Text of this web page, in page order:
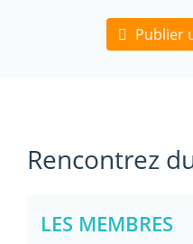
Publier
Rencontrez
LES MEMBRES